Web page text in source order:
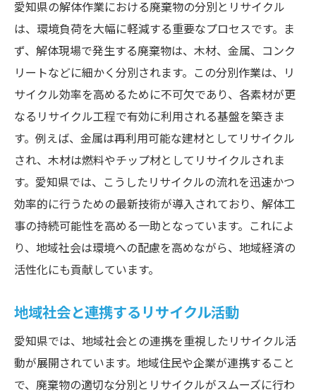
愛知県の解体作業における廃棄物の分別とリサイクル
は、環境負荷を大幅に軽減する重要なプロセスです。ま
ず、解体現場で発生する廃棄物は、木材、金属、コンク
リートなどに細かく分別されます。この分別作業は、リ
サイクル効率を高めるために不可欠であり、各素材が更
なるリサイクル工程で有効に利用される基盤を築きま
す。例えば、金属は再利用可能な建材としてリサイクル
され、木材は燃料やチップ材としてリサイクルされま
す。愛知県では、こうしたリサイクルの流れを迅速かつ
効率的に行うための最新技術が導入されており、解体工
事の持続可能性を高める一助となっています。これによ
り、地域社会は環境への配慮を高めながら、地域経済の
活性化にも貢献しています。
地域社会と連携するリサイクル活動
愛知県では、地域社会との連携を重視したリサイクル活
動が展開されています。地域住民や企業が連携すること
で、廃棄物の適切な分別とリサイクルがスムーズに行わ